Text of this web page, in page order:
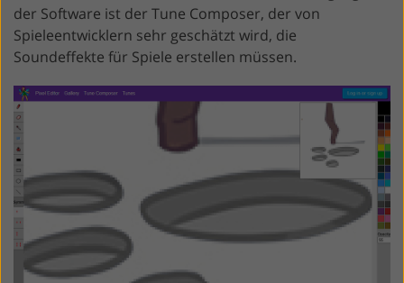
der Software ist der Tune Composer, der von
Spieleentwicklern sehr geschätzt wird, die
Soundeffekte für Spiele erstellen müssen.